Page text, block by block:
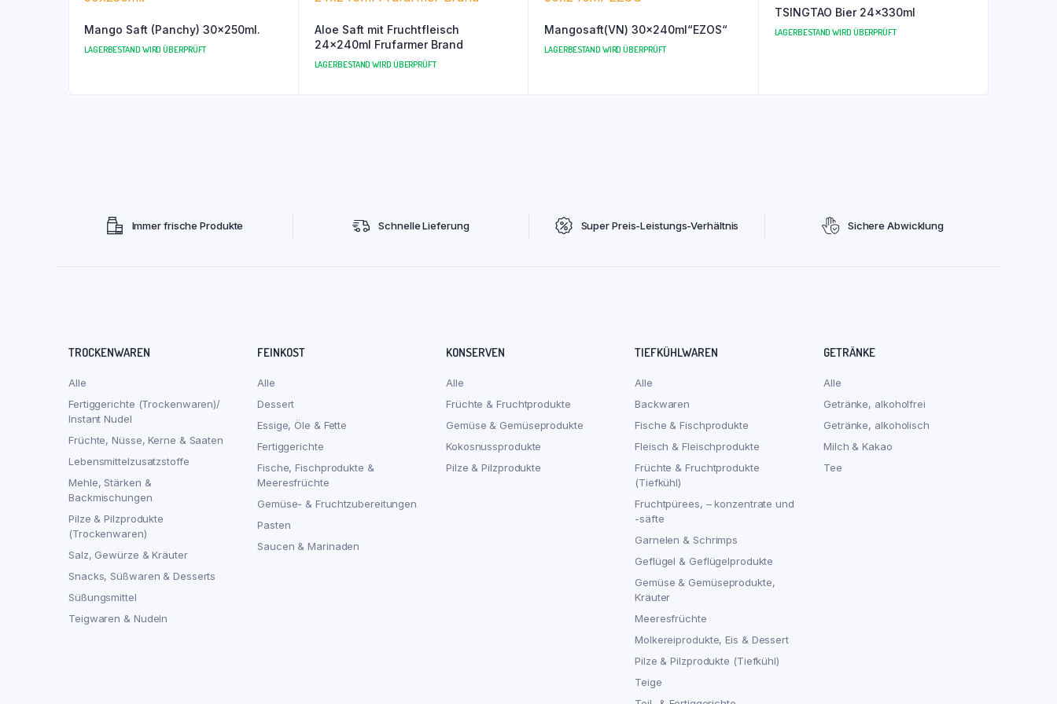
Mango Saft (Panchy) 30x250ml.
LAGERBESTAND WIRD ÜBERPRÜFT
Aloe Saft mit Fruchtfleisch
24x240ml Frufarmer Brand
LAGERBESTAND WIRD ÜBERPRÜFT
Mangosaft(VN) 30x240ml“EZOS“
LAGERBESTAND WIRD ÜBERPRÜFT
TSINGTAO Bier 24x330ml
LAGERBESTAND WIRD ÜBERPRÜFT
Immer frische Produkte Schnelle Lieferung Super Preis-Leistungs-Verhältnis Sichere Abwicklung
TROCKENWAREN
Alle
Fertiggerichte (Trockenwaren)/
Instant Nudel
Früchte, Nüsse, Kerne & Saaten
Lebensmittelzusatzstoffe
Mehle, Stärken &
Backmischungen
Pilze & Pilzprodukte
(Trockenwaren)
Salz, Gewürze & Kräuter
Snacks, Süßwaren & Desserts
Süßungsmittel
Teigwaren & Nudeln
FEINKOST
Alle
Dessert
Essige, Öle & Fette
Fertiggerichte
Fische, Fischprodukte &
Meeresfrüchte
Gemüse- & Fruchtzubereitungen
Pasten
Saucen & Marinaden
KONSERVEN
Alle
Früchte & Fruchtprodukte
Gemüse & Gemüseprodukte
Kokosnussprodukte
Pilze & Pilzprodukte
TIEFKÜHLWAREN
Alle
Backwaren
Fische & Fischprodukte
Fleisch & Fleischprodukte
Früchte & Fruchtprodukte
(Tiefkühl)
Fruchtpürees, – konzentrate und
-säfte
Garnelen & Schrimps
Geflügel & Geflügelprodukte
Gemüse & Gemüseprodukte,
Kräuter
Meeresfrüchte
Molkereiprodukte, Eis & Dessert
Pilze & Pilzprodukte (Tiefkühl)
Teige
GETRÄNKE
Alle
Getränke, alkoholfrei
Getränke, alkoholisch
Milch & Kakao
Tee